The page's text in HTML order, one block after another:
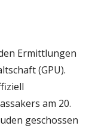
Ermittlungen
(GPU).
am 20.
geschossen